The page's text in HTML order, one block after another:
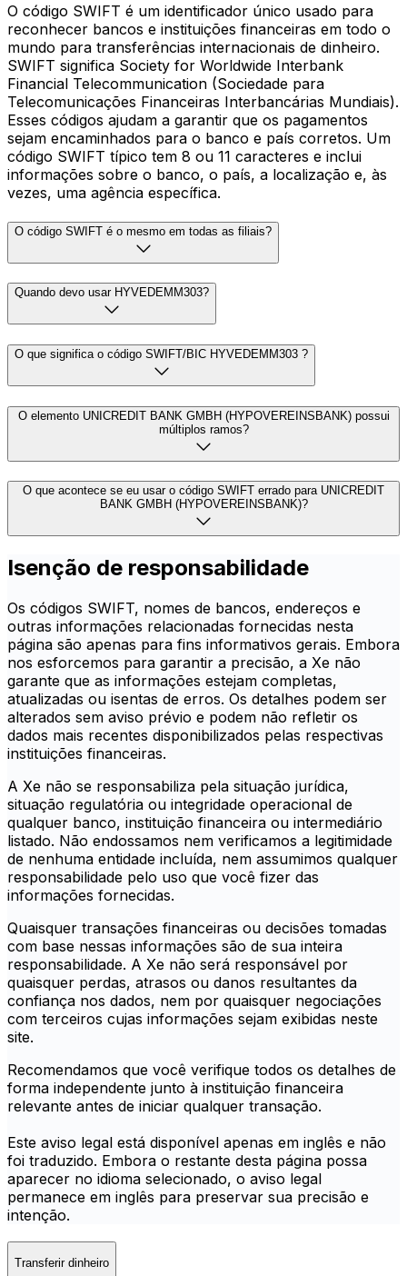
O código SWIFT é um identificador único usado para
reconhecer bancos e instituições financeiras em todo o
mundo para transferências internacionais de dinheiro.
SWIFT significa Society for Worldwide Interbank
Financial Telecommunication (Sociedade para
Telecomunicações Financeiras Interbancárias Mundiais).
Esses códigos ajudam a garantir que os pagamentos
sejam encaminhados para o banco e país corretos. Um
código SWIFT típico tem 8 ou 11 caracteres e inclui
informações sobre o banco, o país, a localização e, às
vezes, uma agência específica.
O código SWIFT é o mesmo em todas as filiais?
Quando devo usar HYVEDEMM303?
O que significa o código SWIFT/BIC HYVEDEMM303 ?
O elemento UNICREDIT BANK GMBH (HYPOVEREINSBANK) possui
múltiplos ramos?
O que acontece se eu usar o código SWIFT errado para UNICREDIT
BANK GMBH (HYPOVEREINSBANK)?
Isenção de responsabilidade
Os códigos SWIFT, nomes de bancos, endereços e
outras informações relacionadas fornecidas nesta
página são apenas para fins informativos gerais. Embora
nos esforcemos para garantir a precisão, a Xe não
garante que as informações estejam completas,
atualizadas ou isentas de erros. Os detalhes podem ser
alterados sem aviso prévio e podem não refletir os
dados mais recentes disponibilizados pelas respectivas
instituições financeiras.
A Xe não se responsabiliza pela situação jurídica,
situação regulatória ou integridade operacional de
qualquer banco, instituição financeira ou intermediário
listado. Não endossamos nem verificamos a legitimidade
de nenhuma entidade incluída, nem assumimos qualquer
responsabilidade pelo uso que você fizer das
informações fornecidas.
Quaisquer transações financeiras ou decisões tomadas
com base nessas informações são de sua inteira
responsabilidade. A Xe não será responsável por
quaisquer perdas, atrasos ou danos resultantes da
confiança nos dados, nem por quaisquer negociações
com terceiros cujas informações sejam exibidas neste
site.
Recomendamos que você verifique todos os detalhes de
forma independente junto à instituição financeira
relevante antes de iniciar qualquer transação.
Este aviso legal está disponível apenas em inglês e não
foi traduzido. Embora o restante desta página possa
aparecer no idioma selecionado, o aviso legal
permanece em inglês para preservar sua precisão e
intenção.
Transferir dinheiro